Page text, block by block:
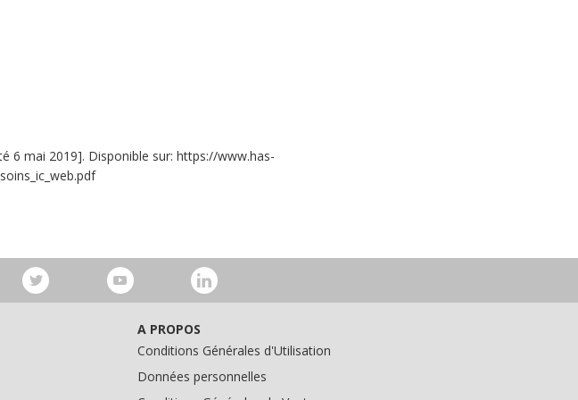
6 mai 2019]. Disponible sur: https://www.has-
A PROPOS
Conditions Générales d'Utilisation
Données personnelles